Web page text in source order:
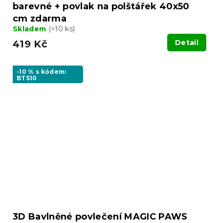
barevné + povlak na polštářek 40x50
cm zdarma
Skladem (>10 ks)
419 Kč Detail
-10 % s kódem:
BTS10
3D Bavlněné povlečení MAGIC PAWS